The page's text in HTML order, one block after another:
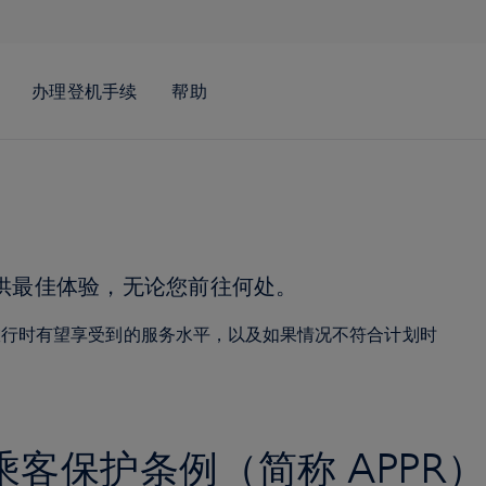
佳体验，无论您前往何处。
时有望享受到的服务水平，以及如果情况不符合计划时
客保护条例（简称 APPR）